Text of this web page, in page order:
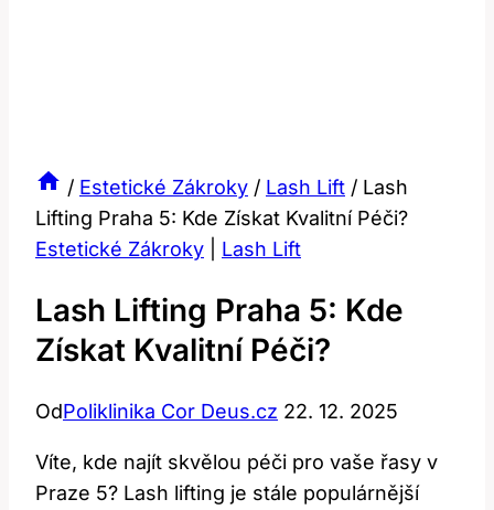
/ Estetické Zákroky / Lash Lift / Lash
Lifting Praha 5: Kde Získat Kvalitní Péči?
Estetické Zákroky
Lash Lift
Lash Lifting Praha 5: Kde
Získat Kvalitní Péči?
OdPoliklinika Cor Deus.cz 22. 12. 2025
Víte,‌ kde najít skvělou péči pro vaše řasy v
Praze 5? Lash lifting je ⁤stále populárnější